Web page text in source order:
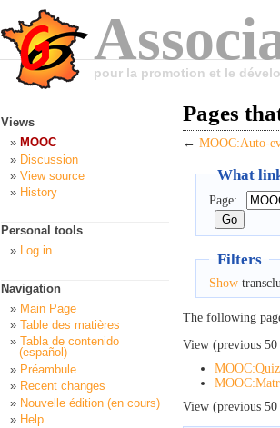
pour la promotion et le
Pages
← MOOC:Auto-
What
Page:
Filters
Show
The following
View (previous
View (previous
Views
MOOC
Discussion
View source
History
Personal tools
Log in
Navigation
Main Page
Table des matières
Tabla de contenido
(español)
Préambule
Recent changes
Nouvelle édition (en cours)
Help